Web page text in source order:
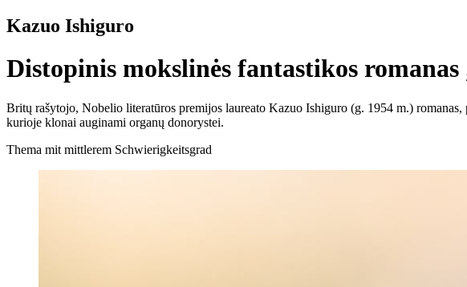
Kazuo Ishiguro
Distopinis mokslinės fantastikos
Britų rašytojo, Nobelio literatūros premijos laureato Kazuo Ishiguro (g. 1954 m.)
kurioje klonai auginami organų donorystei.
Thema mit mittlerem Schwierigkeitsgrad